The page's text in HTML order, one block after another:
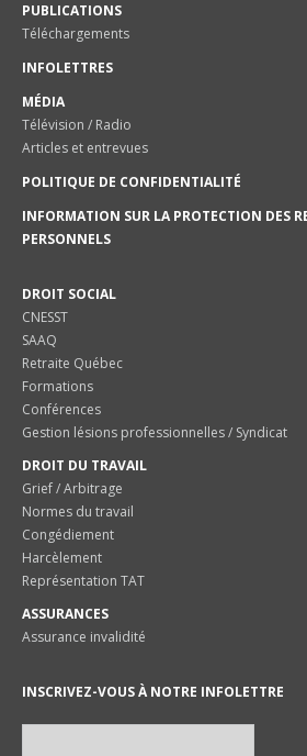
PUBLICATIONS
Téléchargements
INFOLETTRES
MÉDIA
Télévision / Radio
Articles et entrevues
POLITIQUE DE CONFIDENTIALITÉ
INFORMATION SUR LA PROTECTION DES
PERSONNELS
DROIT SOCIAL
CNESST
SAAQ
Retraite Québec
Formations
Conférences
Gestion lésions professionnelles / Syndicat
DROIT DU TRAVAIL
Grief / Arbitrage
Normes du travail
Congédiement
Harcèlement
Représentation TAT
ASSURANCES
Assurance invalidité
INSCRIVEZ-VOUS À NOTRE INFOLETTRE